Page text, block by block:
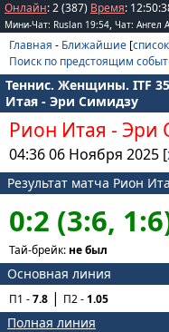
Онлайн: 2 (387) Время: 12:50:
Мини-Чат: Ruslan 19:54, Чат: Ангел
Главная - Ближайшие [список
Поиск по предстоящим
Теннис. Женщины. ITF
Итая - Эри Симидзу
Рион Итая - Эри
04:36 06 Ноября 2025 [
Результат матча Рион
0:2 (3:6,
Тай-брейк: не был
Основная линия
П1 -7.8 П2 -1.05
Полная линия